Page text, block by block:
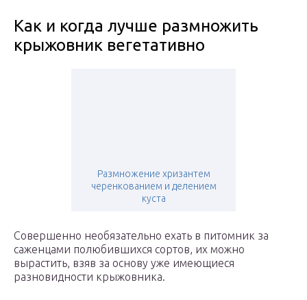
Как и когда лучше размножить
крыжовник вегетативно
Размножение хризантем
черенкованием и делением
куста
Совершенно необязательно ехать в питомник за
саженцами полюбившихся сортов, их можно
вырастить, взяв за основу уже имеющиеся
разновидности крыжовника.